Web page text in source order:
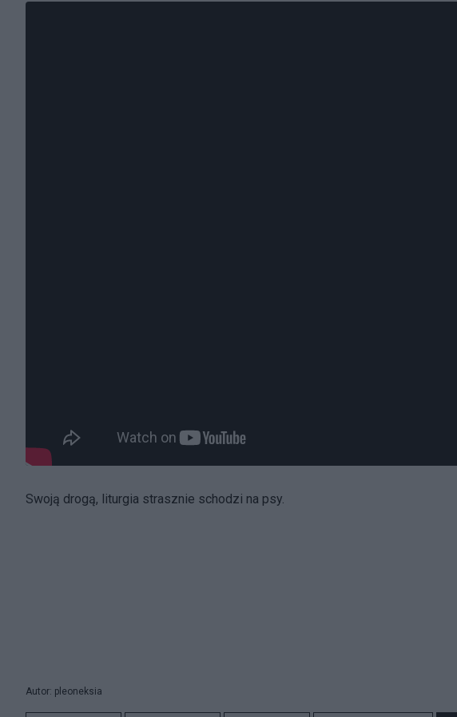
Swoją drogą, liturgia strasznie schodzi na psy.
Autor: pleoneksia